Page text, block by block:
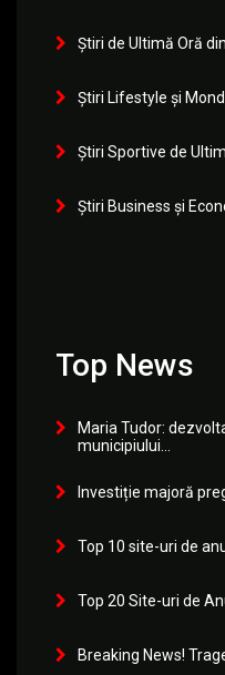
Știri de Ultimă Oră
Știri Lifestyle și
Știri Sportive de
Știri Business și
Top News
Maria Tudor:
municipiului...
Investiție majoră
Top 10 site-uri de
Top 20 Site-uri de
Breaking News!